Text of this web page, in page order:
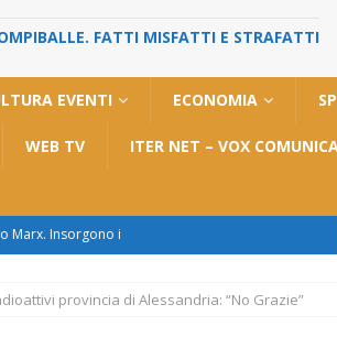
FATTI MISFATTI E STRAFATTI
EVENTI ECONOMIA
WEB TV ITER NET – VOX
Marx. Insorgono i
“Ci vogliono
provincia di Alessandria: “No Grazie”